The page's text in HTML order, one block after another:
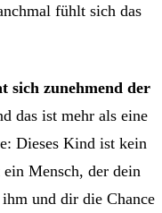
fühlt sich das
sich zunehmend der
das ist mehr als eine
Dieses Kind ist kein
Mensch, der dein
und dir die Chance